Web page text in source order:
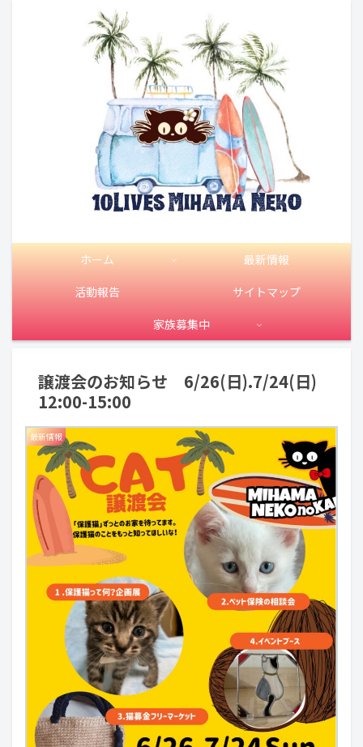
ホーム
最新情報
活動報告
サイトマップ
家族募集中
譲渡会のお知らせ 6/26(日).7/24(日)
12:00-15:00
最新情報